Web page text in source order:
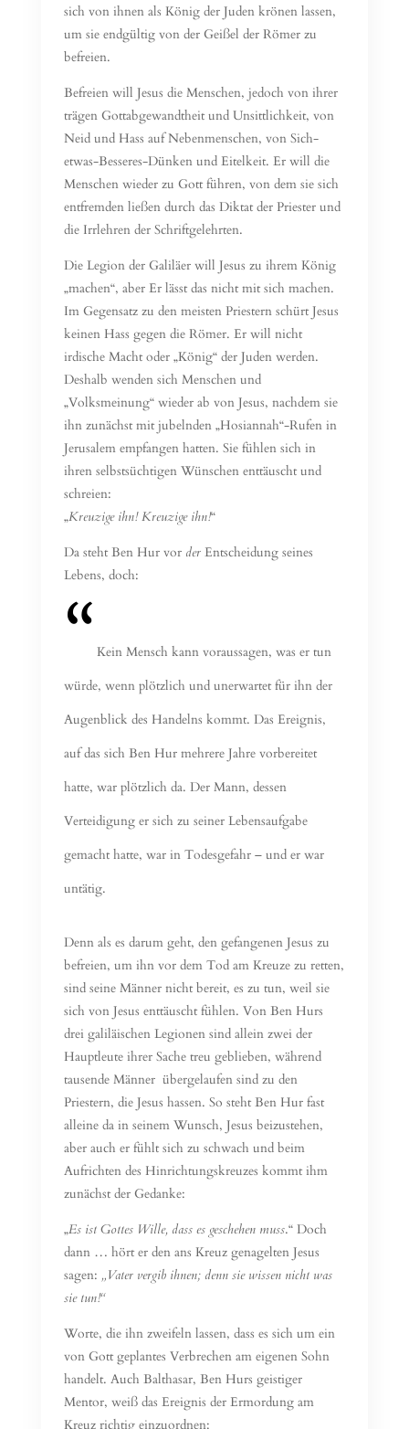
sich von ihnen als König der Juden krönen lassen,
um sie endgültig von der Geißel der Römer zu
befreien.
Befreien will Jesus die Menschen, jedoch von ihrer
trägen Gottabgewandtheit und Unsittlichkeit, von
Neid und Hass auf Nebenmenschen, von Sich-
etwas-Besseres-Dünken und Eitelkeit. Er will die
Menschen wieder zu Gott führen, von dem sie sich
entfremden ließen durch das Diktat der Priester und
die Irrlehren der Schriftgelehrten.
Die Legion der Galiläer will Jesus zu ihrem König
„machen“, aber Er lässt das nicht mit sich machen.
Im Gegensatz zu den meisten Priestern schürt Jesus
keinen Hass gegen die Römer. Er will nicht
irdische Macht oder „König“ der Juden werden.
Deshalb wenden sich Menschen und
„Volksmeinung“ wieder ab von Jesus, nachdem sie
ihn zunächst mit jubelnden „Hosiannah“-Rufen in
Jerusalem empfangen hatten. Sie fühlen sich in
ihren selbstsüchtigen Wünschen enttäuscht und
schreien:
„Kreuzige ihn! Kreuzige ihn!“
Da steht Ben Hur vor derEntscheidung seines
Lebens, doch:
Kein Mensch kann voraussagen, was er tun
würde, wenn plötzlich und unerwartet für ihn der
Augenblick des Handelns kommt. Das Ereignis,
auf das sich Ben Hur mehrere Jahre vorbereitet
hatte, war plötzlich da. Der Mann, dessen
Verteidigung er sich zu seiner Lebensaufgabe
gemacht hatte, war in Todesgefahr – und er war
untätig.
Denn als es darum geht, den gefangenen Jesus zu
befreien, um ihn vor dem Tod am Kreuze zu retten,
sind seine Männer nicht bereit, es zu tun, weil sie
sich von Jesus enttäuscht fühlen. Von Ben Hurs
drei galiläischen Legionen sind allein zwei der
Hauptleute ihrer Sache treu geblieben, während
tausende Männer übergelaufen sind zu den
Priestern, die Jesus hassen. So steht Ben Hur fast
alleine da in seinem Wunsch, Jesus beizustehen,
aber auch er fühlt sich zu schwach und beim
Aufrichten des Hinrichtungskreuzes kommt ihm
zunächst der Gedanke:
„Es ist Gottes Wille, dass es geschehen muss.“ Doch
dann … hört er den ans Kreuz genagelten Jesus
sagen: „Vater vergib ihnen; denn sie wissen nicht was
sie tun!“
Worte, die ihn zweifeln lassen, dass es sich um ein
von Gott geplantes Verbrechen am eigenen Sohn
handelt. Auch Balthasar, Ben Hurs geistiger
Mentor, weiß das Ereignis der Ermordung am
Kreuz richtig einzuordnen: